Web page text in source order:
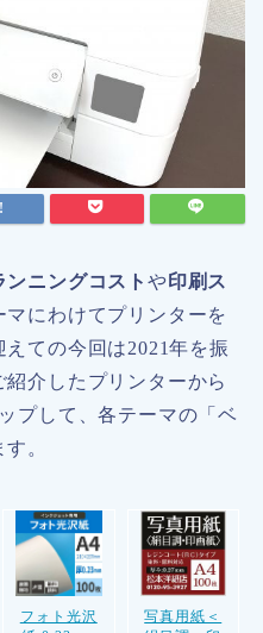
ンニングコストや 印刷ス
にわけてプリンターを
ての今回は2021年を振
介したプリンターから
プして、各テーマの「ベ
。
フォト光沢
写真用紙＜